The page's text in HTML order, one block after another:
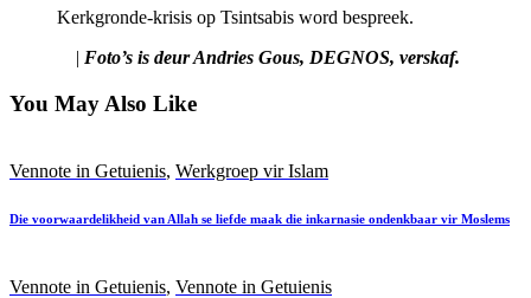
Kerkgronde-krisis op Tsintsabis word bespreek.
| Foto’s is deur Andries Gous, DEGNOS, verskaf.
You May Also Like
Vennote in Getuienis, Werkgroep vir Islam
Die voorwaardelikheid van Allah se liefde maak die inkarnasie ondenkbaar vir Moslems
Vennote in Getuienis, Vennote in Getuienis